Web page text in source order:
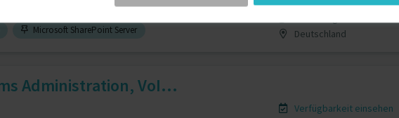
Microsoft SharePoint Server
Deutschland
Administration, VoI...
Verfügbarkeit einsehen